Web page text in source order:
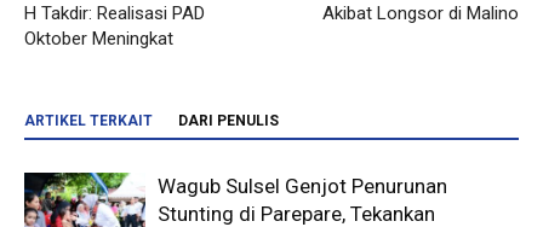
H Takdir: Realisasi PAD
Oktober Meningkat
Akibat Longsor di Malino
ARTIKEL TERKAIT DARI PENULIS
Wagub Sulsel Genjot Penurunan
Stunting di Parepare, Tekankan